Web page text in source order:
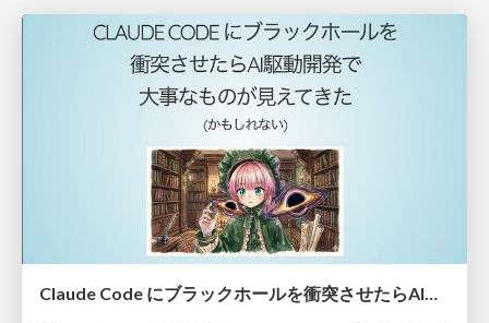
Claude Code にブラックホールを衝突させたらAI駆動開発で大事なものが見えてきた (かもしれない)